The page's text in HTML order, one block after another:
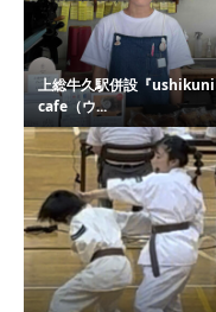
上総牛久駅併設『ushikuni
cafe（ウ...